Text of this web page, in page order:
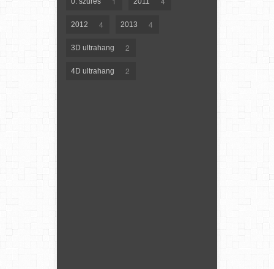
2012 4 2013 4
3D ultrahang 2
4D ultrahang 2